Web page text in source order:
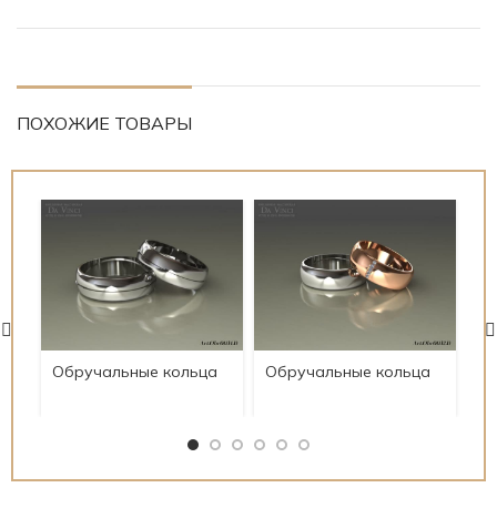
ПОХОЖИЕ ТОВАРЫ
Обручальные кольца
Обручальные кольца